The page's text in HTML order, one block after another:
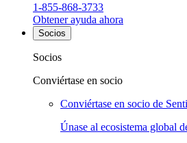
1-855-868-3733
Obtener ayuda ahora
Socios
Socios
Conviértase en socio
Conviértase en socio de
Únase al ecosistema global